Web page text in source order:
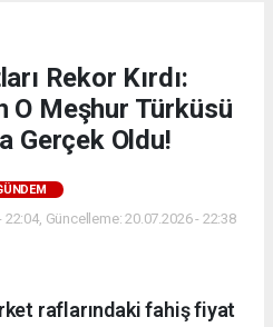
Rekor Kırdı:
O Meşhur Türküsü
Gerçek Oldu!
Güncelleme: 20.07.2026 - 22:38
raflarındaki fahiş fiyat